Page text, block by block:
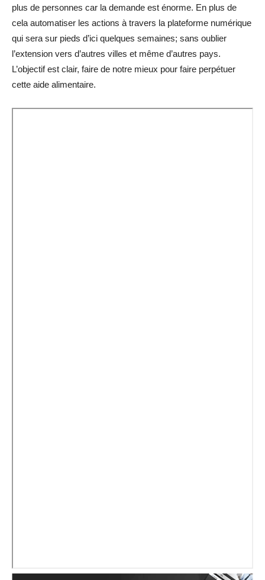
plus de personnes car la demande est énorme. En plus de
cela automatiser les actions à travers la plateforme numérique
qui sera sur pieds d’ici quelques semaines; sans oublier
l’extension vers d’autres villes et même d’autres pays.
L’objectif est clair, faire de notre mieux pour faire perpétuer
cette aide alimentaire.